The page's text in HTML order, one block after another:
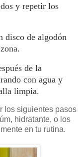
y repetir los
disco de algodón
de la
con agua y
limpia.
los siguientes pasos
hidratante, o los
en tu rutina.